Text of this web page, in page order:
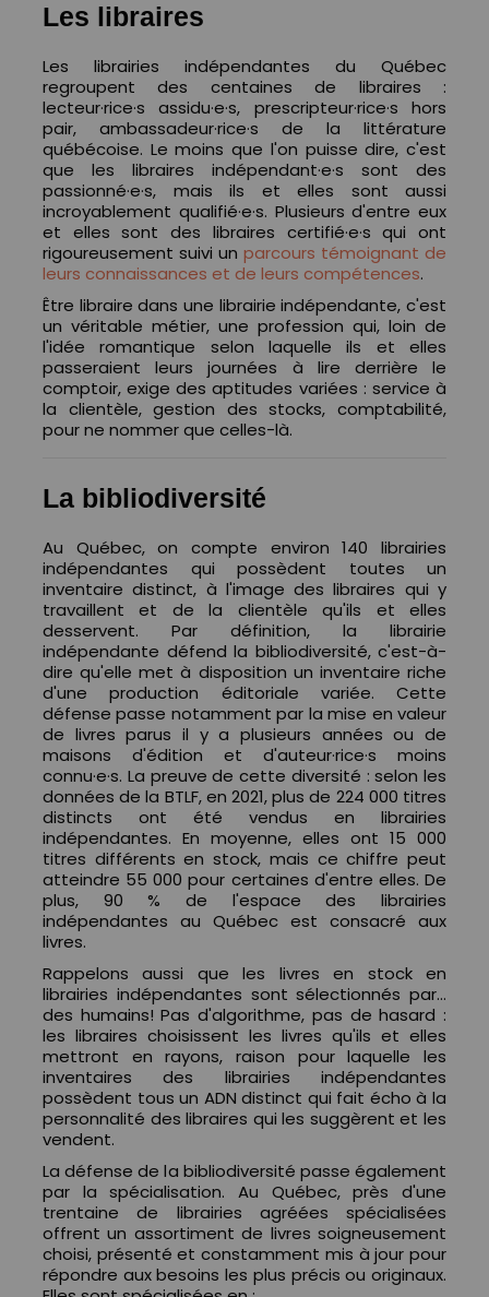
Les libraires
Les librairies indépendantes du Québec
regroupent des centaines de libraires :
lecteur·rice·s assidu·e·s, prescripteur·rice·s hors
pair, ambassadeur·rice·s de la littérature
québécoise. Le moins que l'on puisse dire, c'est
que les libraires indépendant·e·s sont des
passionné·e·s, mais ils et elles sont aussi
incroyablement qualifié·e·s. Plusieurs d'entre eux
et elles sont des libraires certifié·e·s qui ont
rigoureusement suivi un parcours témoignant de
leurs connaissances et de leurs compétences.
Être libraire dans une librairie indépendante, c'est
un véritable métier, une profession qui, loin de
l'idée romantique selon laquelle ils et elles
passeraient leurs journées à lire derrière le
comptoir, exige des aptitudes variées : service à
la clientèle, gestion des stocks, comptabilité,
pour ne nommer que celles-là.
La bibliodiversité
Au Québec, on compte environ 140 librairies
indépendantes qui possèdent toutes un
inventaire distinct, à l'image des libraires qui y
travaillent et de la clientèle qu'ils et elles
desservent. Par définition, la librairie
indépendante défend la bibliodiversité, c'est-à-
dire qu'elle met à disposition un inventaire riche
d'une production éditoriale variée. Cette
défense passe notamment par la mise en valeur
de livres parus il y a plusieurs années ou de
maisons d'édition et d'auteur·rice·s moins
connu·e·s. La preuve de cette diversité : selon les
données de la BTLF, en 2021, plus de 224 000 titres
distincts ont été vendus en librairies
indépendantes. En moyenne, elles ont 15 000
titres différents en stock, mais ce chiffre peut
atteindre 55 000 pour certaines d'entre elles. De
plus, 90 % de l'espace des librairies
indépendantes au Québec est consacré aux
livres.
Rappelons aussi que les livres en stock en
librairies indépendantes sont sélectionnés par…
des humains! Pas d'algorithme, pas de hasard :
les libraires choisissent les livres qu'ils et elles
mettront en rayons, raison pour laquelle les
inventaires des librairies indépendantes
possèdent tous un ADN distinct qui fait écho à la
personnalité des libraires qui les suggèrent et les
vendent.
La défense de la bibliodiversité passe également
par la spécialisation. Au Québec, près d'une
trentaine de librairies agréées spécialisées
offrent un assortiment de livres soigneusement
choisi, présenté et constamment mis à jour pour
répondre aux besoins les plus précis ou originaux.